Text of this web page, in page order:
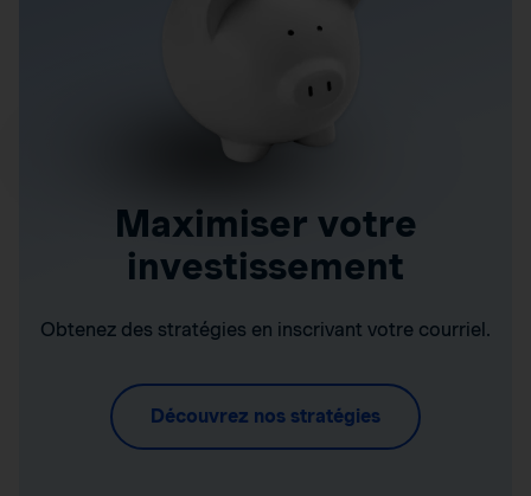
Maximiser votre
investissement
Obtenez des stratégies en inscrivant votre courriel.
Découvrez nos stratégies